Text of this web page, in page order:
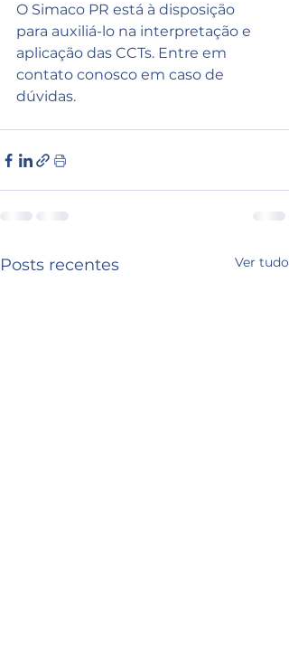
O Simaco PR está à disposição
para auxiliá-lo na interpretação e
aplicação das CCTs. Entre em
contato conosco em caso de
dúvidas.
Posts recentes Ver tudo